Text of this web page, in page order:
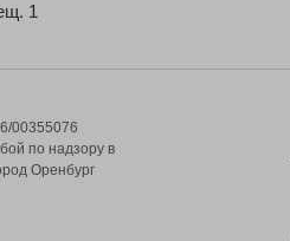
1
00355076
по надзору в
Оренбург